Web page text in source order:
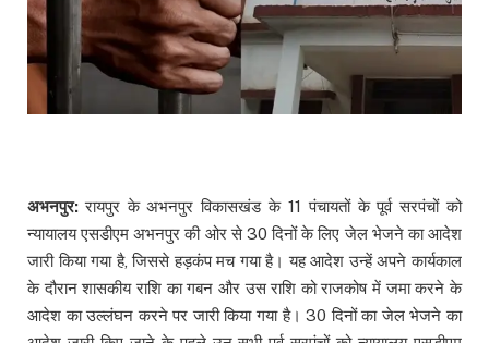
अभनपुर:रायपुर के अभनपुर विकासखंड के 11 पंचायतों के पूर्व सरपंचों को
न्यायालय एसडीएम अभनपुर की ओर से 30 दिनों के लिए जेल भेजने का आदेश
जारी किया गया है, जिससे हड़कंप मच गया है। यह आदेश उन्हें अपने कार्यकाल
के दौरान शासकीय राशि का गबन और उस राशि को राजकोष में जमा करने के
आदेश का उल्लंघन करने पर जारी किया गया है। 30 दिनों का जेल भेजने का